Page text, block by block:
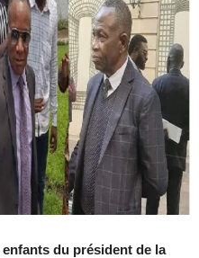
du président de la